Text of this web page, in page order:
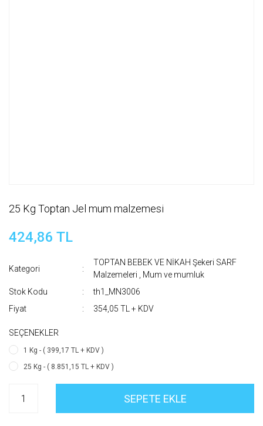
25 Kg Toptan Jel mum malzemesi
424,86 TL
Kategori
TOPTAN BEBEK VE NİKAH Şekeri SARF
Malzemeleri
Mum ve mumluk
Stok Kodu
th1_MN3006
Fiyat
354,05 TL + KDV
SEÇENEKLER
1 Kg - ( 399,17 TL + KDV )
25 Kg - ( 8.851,15 TL + KDV )
SEPETE EKLE